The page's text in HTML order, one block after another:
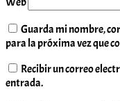
Guarda mi nombre,
para la próxima vez que
Recibir un correo
entrada.